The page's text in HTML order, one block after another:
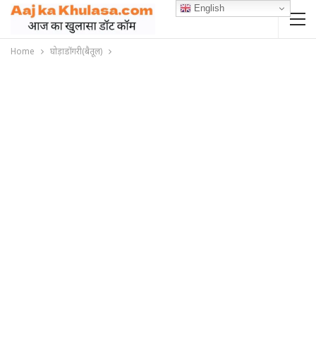
Home घोड़ाडोंगरी(बैतूल)
English